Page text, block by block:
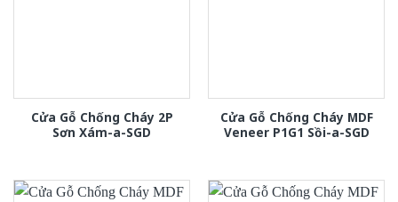
Cửa Gỗ Chống Cháy 2P
Sơn Xám-a-SGD
Cửa Gỗ Chống Cháy MDF
Veneer P1G1 Sồi-a-SGD